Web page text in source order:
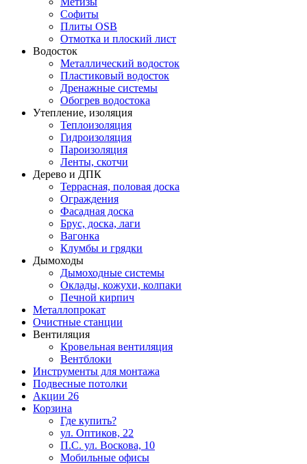
Софиты
Плиты OSB
Отмотка и плоский лист
Водосток
Металлический водосток
Пластиковый водосток
Дренажные системы
Обогрев водостока
Утепление, изоляция
Теплоизоляция
Гидроизоляция
Пароизоляция
Ленты, скотчи
Дерево и ДПК
Террасная, половая доска
Ограждения
Фасадная доска
Брус, доска, лаги
Вагонка
Клумбы и грядки
Дымоходы
Дымоходные системы
Оклады, кожухи, колпаки
Печной кирпич
Металлопрокат
Очистные станции
Вентиляция
Кровельная вентиляция
Вентблоки
Инструменты для монтажа
Подвесные потолки
Акции 26
Корзина
Где купить?
ул. Оптиков, 22
П.С. ул. Воскова, 10
Мобильные офисы